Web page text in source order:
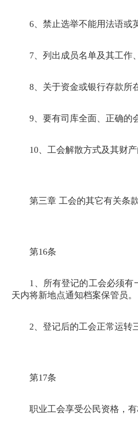
6、禁止选举不能用法语或
7、列出成员名单及其工作
8、关于资金或银行存款所
9、要有司库全面、正确的
10、工会解散方式及其财
第三章 工会的其它有关条
第16条
1 、所有登记的工会必须
天内将新地点通知档案保管员。
2、登记后的工会正常运转
第17条
职业工会享受公民资格，有